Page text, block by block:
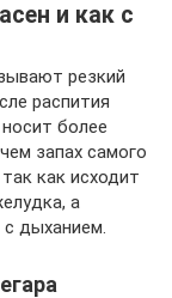
и как с
резкий
распития
более
запах самого
как исходит
а
с дыханием.